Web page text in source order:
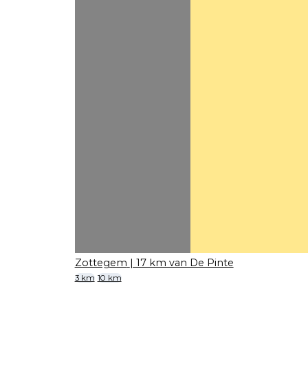
Zottegem | 17 km van De Pinte
3 km 10 km